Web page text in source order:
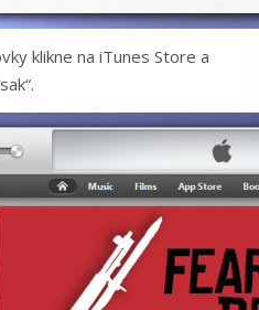
klikne na iTunes Store a